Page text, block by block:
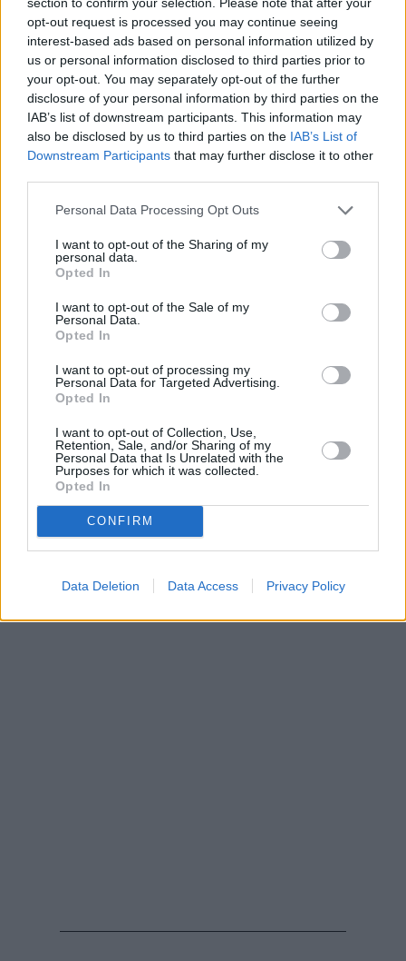
opt-out request is processed you may continue seeing
interest-based ads based on personal information utilized by
us or personal information disclosed to third parties prior to
your opt-out. You may separately opt-out of the further
disclosure of your personal information by third parties on the
IAB’s list of downstream participants. This information may
also be disclosed by us to third parties on the IAB’s List of
Downstream Participants that may further disclose it to other
Personal Data Processing Opt Outs
I want to opt-out of the Sharing of my
personal data.
Opted In
I want to opt-out of the Sale of my
Personal Data.
Opted In
I want to opt-out of processing my
Personal Data for Targeted Advertising.
Opted In
I want to opt-out of Collection, Use,
Retention, Sale, and/or Sharing of my
Personal Data that Is Unrelated with the
Purposes for which it was collected.
Opted In
CONFIRM
Data Deletion Data Access Privacy Policy
της Αλεξανδρούπολης και συμπληρώνουν τη
χρηματοδότηση από το Επιχειρησιακό
Πρόγραμμα του ΕΣΠΑ «Ανταγωνιστικότητα,
Επιχειρηματικότητα και Καινοτομία 2014-
2020» ύψους δημόσιας δαπάνης 166,7 εκατ.
ευρώ, συνολικά 272,7 εκατ.
επιχορήγησης.
εταιρία τουομίλου Κοπελούζου , της Gaslog
ΔΕΠΑ Εμπορίας
ΔΕΣΦΑμε ποσοστό συμμετοχής 20% ο
καθένας